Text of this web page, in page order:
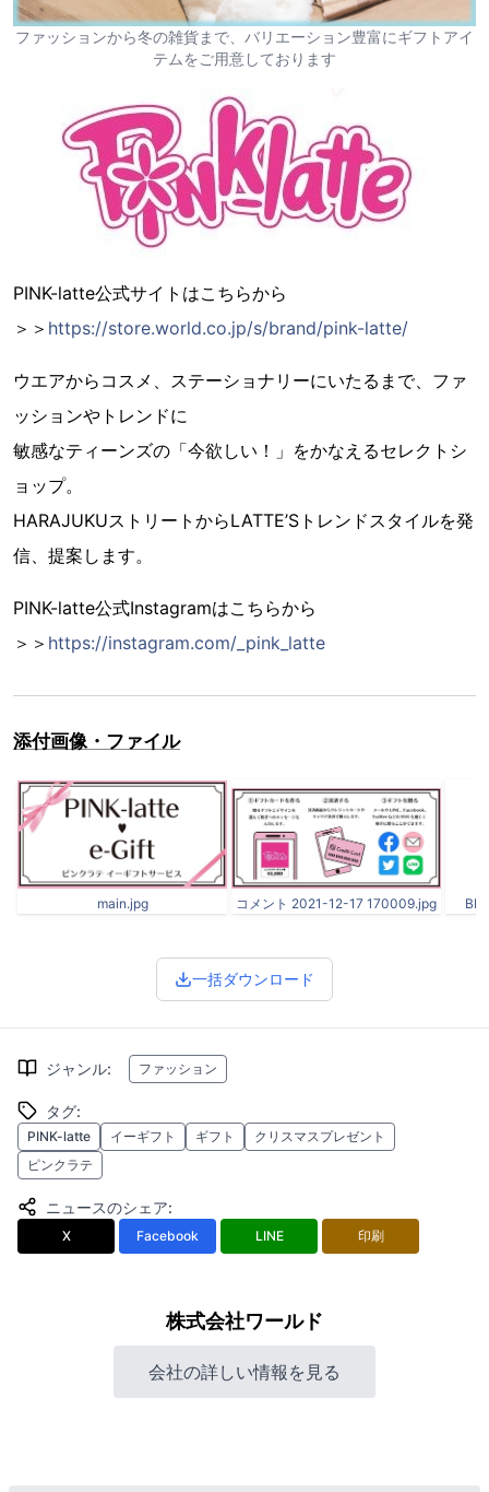
ファッションから冬の雑貨まで、バリエーション豊富にギフトアイ
テムをご用意しております
PINK-latte公式サイトはこちらから
＞＞ https://store.world.co.jp/s/brand/pink-latte/
ウエアからコスメ、ステーショナリーにいたるまで、ファ
ッションやトレンドに
敏感なティーンズの「今欲しい！」をかなえるセレクトシ
ョップ。
HARAJUKUストリートからLATTE’Sトレンドスタイルを発
信、提案します。
PINK-latte公式Instagramはこちらから
＞＞ https://instagram.com/_pink_latte
添付画像・ファイル
main.jpg コメント 2021-12-17 170009.jpg
一括ダウンロード
ジャンル: ファッション
タグ:
PINK-latte イーギフト ギフト
クリスマスプレゼント
ピンクラテ
ニュースのシェア:
X Facebook LINE 印刷
株式会社ワールド
会社の詳しい情報を見る